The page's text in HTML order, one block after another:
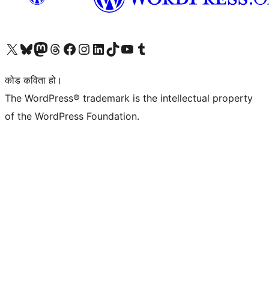
हाम्रो X (पहिले ट्विटर) खातामा जानुहोस्
हाम्रो Bluesky खाता भ्रमण गर्नुहोस्
हाम्रो म्यास्टोडन खाता भ्रमण गर्नुहोस्
हाम्रो थ्रेड्स खातामा जानुहोस्
हाम्रो फेसबुक पेजमा जानुहोस्
हाम्रो इन्स्टाग्राम खातामा जानुहोस्
हाम्रो लिङ्क्डइन खातामा जानुहोस्
हाम्रो TikTok खाता भ्रमण गर्नुहोस्
हाम्रो युट्युब च्यानलमा जानुहोस्
हाम्रो टम्बलर खाता भ्रमण गर्नुहोस्
कोड कविता हो।
The WordPress® trademark is the intellectual property
of the WordPress Foundation.